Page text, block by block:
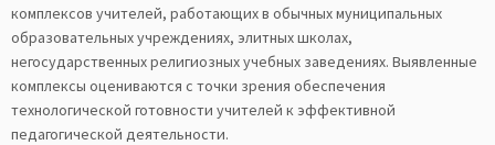
комплексов учителей, работающих в обычных муниципальных
образовательных учреждениях, элитных школах,
негосударственных религиозных учебных заведениях. Выявленные
комплексы оцениваются с точки зрения обеспечения
технологической готовности учителей к эффективной
педагогической деятельности.